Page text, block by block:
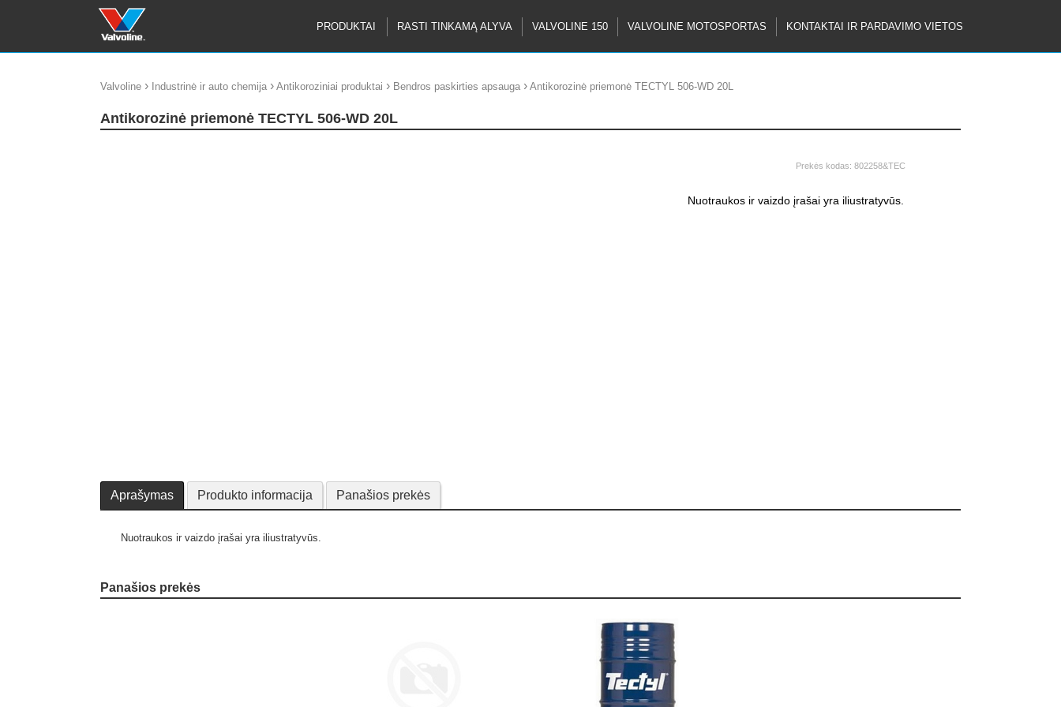
PRODUKTAI RASTI TINKAMĄ ALYVA VALVOLINE 150 VALVOLINE MOTOSPORTAS KONTAKTAI IR PARDAVIMO VIETOS
Valvoline › Industrinė ir auto chemija › Antikoroziniai produktai › Bendros paskirties apsauga › Antikorozinė priemonė TECTYL 506-WD 20L
Antikorozinė priemonė TECTYL 506-WD 20L
Prekės kodas: 802258&TEC
Nuotraukos ir vaizdo įrašai yra iliustratyvūs.
Aprašymas Produkto informacija Panašios prekės
Nuotraukos ir vaizdo įrašai yra iliustratyvūs.
Panašios prekės